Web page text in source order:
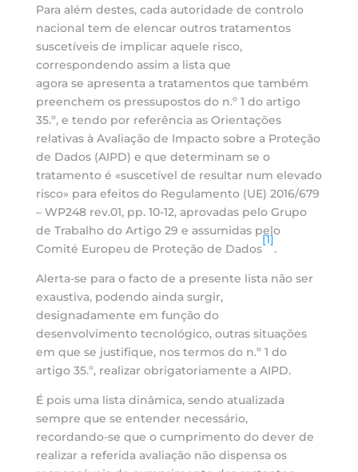
Para além destes, cada autoridade de controlo
nacional tem de elencar outros tratamentos
suscetíveis de implicar aquele risco,
correspondendo assim a lista que
agora se apresenta a tratamentos que também
preenchem os pressupostos do n.º 1 do artigo
35.º, e tendo por referência as Orientações
relativas à Avaliação de Impacto sobre a Proteção
de Dados (AIPD) e que determinam se o
tratamento é «suscetível de resultar num elevado
risco» para efeitos do Regulamento (UE) 2016/679
– WP248 rev.01, pp. 10-12, aprovadas pelo Grupo
de Trabalho do Artigo 29 e assumidas pelo
Comité Europeu de Proteção de Dados
[1]
.
Alerta-se para o facto de a presente lista não ser
exaustiva, podendo ainda surgir,
designadamente em função do
desenvolvimento tecnológico, outras situações
em que se justifique, nos termos do n.º 1 do
artigo 35.º, realizar obrigatoriamente a AIPD.
É pois uma lista dinâmica, sendo atualizada
sempre que se entender necessário,
recordando-se que o cumprimento do dever de
realizar a referida avaliação não dispensa os